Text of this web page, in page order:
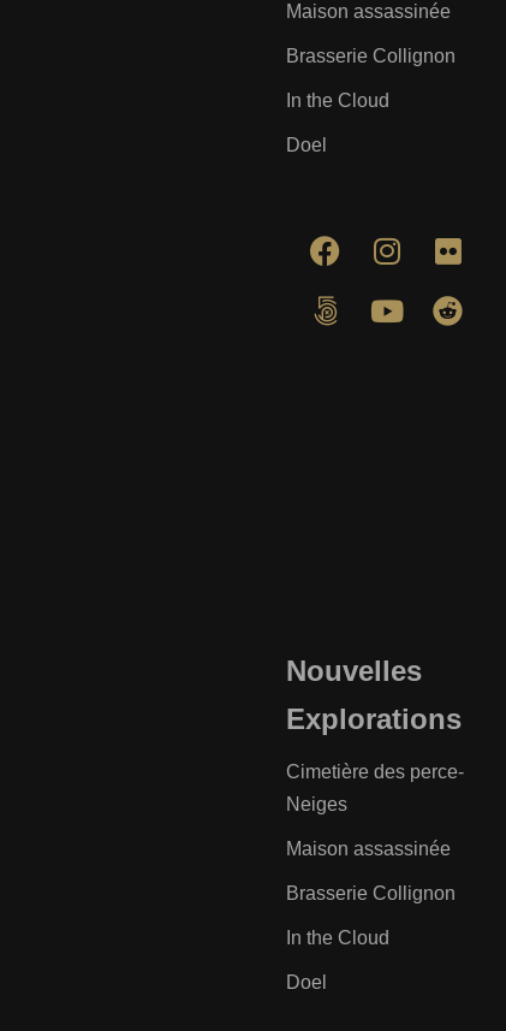
Maison assassinée
Brasserie Collignon
In the Cloud
Doel
Nouvelles
Explorations
Cimetière des perce-
Neiges
Maison assassinée
Brasserie Collignon
In the Cloud
Doel